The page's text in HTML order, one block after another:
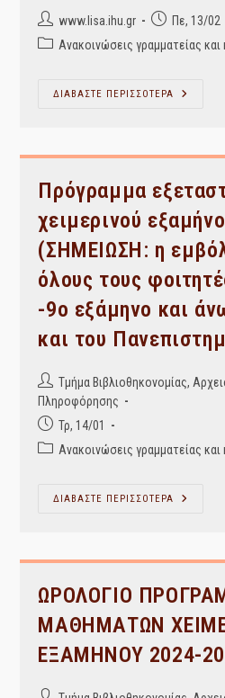
Post
author:
www.lisa.ihu.gr
Post
published:
Πε, 13/02
PostΑνακοινώσεις γραμματείας
ΔΙΑΒΑΣΤΕ ΠΕΡΙΣΣΟΤΕΡΑ
ΩΡΟΛΟΓΙΟ
2024-
Πρόγραμμα
χειμερινού
(ΣΗΜΕΙΩΣΗ: η
όλους τους
-9ο εξάμηνο και
και του
Post
author:
Τμήμα Βιβλιοθηκονομίας,
Πληροφόρησης
Post
published:
Τρ, 14/01
PostΑνακοινώσεις γραμματείας
ΔΙΑΒΑΣΤΕ ΠΕΡΙΣΣΟΤΕΡΑ
2025
Η
Όλους
Επί
ΩΡΟΛΟΓΙΟ
ΜΑΘΗΜΑΤΩΝ
ΕΞΑΜΗΝΟΥ 2024-